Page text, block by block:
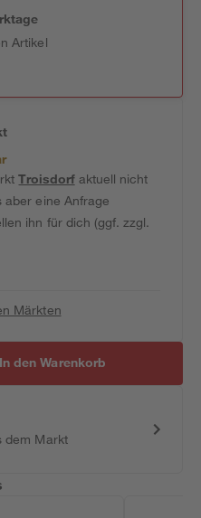
Artikel
Troisdorfaktuell nicht
aber eine Anfrage
ihn für dich (ggf. zzgl.
Märkten
In den Warenkorb
dem Markt